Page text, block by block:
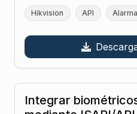
Hikvision API Alarma
Integrar